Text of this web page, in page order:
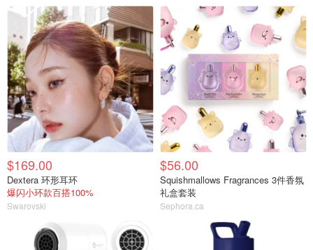
$169.00
Dextera 环形耳环
爆闪小环款百搭100%
Swarovski
$56.00
Squishmallows Fragrances 3件香氛
礼盒套装
Sephora.ca